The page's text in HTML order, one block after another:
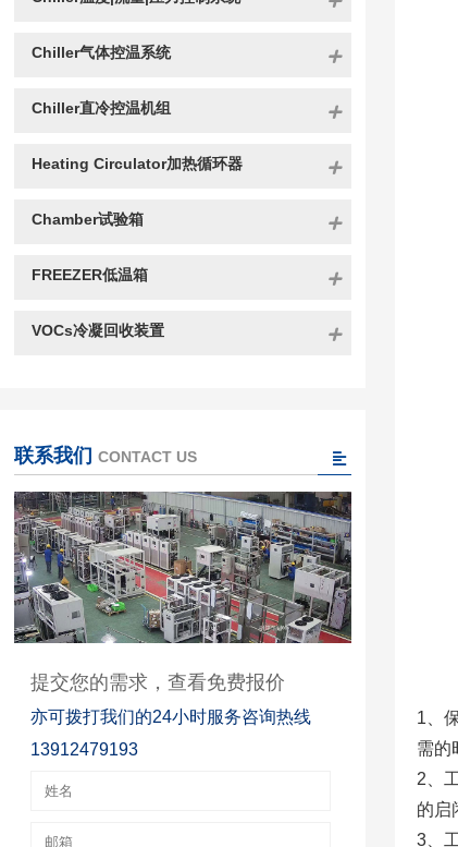
1、
需的
2、
的启
3、
Chiller气体控温系统
Chiller直冷控温机组
Heating Circulator加热循环器
Chamber试验箱
FREEZER低温箱
VOCs冷凝回收装置
联系我们 CONTACT US
提交您的需求，查看免费报价
亦可拨打我们的24小时服务咨询热线
13912479193